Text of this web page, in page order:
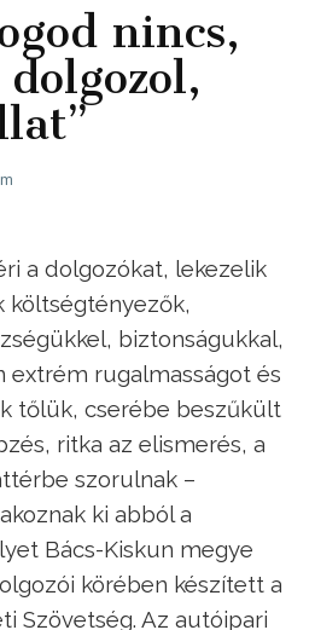
nincs,
a dolgozókat, lekezelik
költségtényezők,
biztonságukkal,
extrém rugalmasságot és
tőlük, cserébe beszűkült
ritka az elismerés, a
szorulnak –
ki abból a
Bács-Kiskun megye
körében készített a
Szövetség. Az autóipari